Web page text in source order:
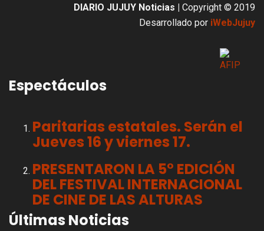
DIARIO JUJUY Noticias | Copyright © 2019
Desarrollado por iWebJujuy
Espectáculos
Paritarias estatales. Serán el
Jueves 16 y viernes 17.
PRESENTARON LA 5° EDICIÓN
DEL FESTIVAL INTERNACIONAL
DE CINE DE LAS ALTURAS
Últimas Noticias